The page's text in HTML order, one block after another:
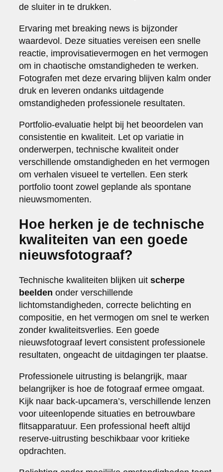
de sluiter in te drukken.
Ervaring met breaking news is bijzonder
waardevol. Deze situaties vereisen een snelle
reactie, improvisatievermogen en het vermogen
om in chaotische omstandigheden te werken.
Fotografen met deze ervaring blijven kalm onder
druk en leveren ondanks uitdagende
omstandigheden professionele resultaten.
Portfolio-evaluatie helpt bij het beoordelen van
consistentie en kwaliteit. Let op variatie in
onderwerpen, technische kwaliteit onder
verschillende omstandigheden en het vermogen
om verhalen visueel te vertellen. Een sterk
portfolio toont zowel geplande als spontane
nieuwsmomenten.
Hoe herken je de technische
kwaliteiten van een goede
nieuwsfotograaf?
Technische kwaliteiten blijken uitscherpe
beelden onder verschillende
lichtomstandigheden, correcte belichting en
compositie, en het vermogen om snel te werken
zonder kwaliteitsverlies. Een goede
nieuwsfotograaf levert consistent professionele
resultaten, ongeacht de uitdagingen ter plaatse.
Professionele uitrusting is belangrijk, maar
belangrijker is hoe de fotograaf ermee omgaat.
Kijk naar back-upcamera’s, verschillende lenzen
voor uiteenlopende situaties en betrouwbare
flitsapparatuur. Een professional heeft altijd
reserve-uitrusting beschikbaar voor kritieke
opdrachten.